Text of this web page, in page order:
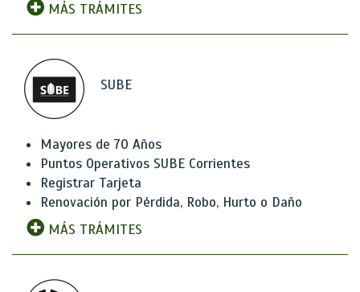
MÁS TRÁMITES
SUBE
Mayores de 70 Años
Puntos Operativos SUBE Corrientes
Registrar Tarjeta
Renovación por Pérdida, Robo, Hurto o Daño
MÁS TRÁMITES